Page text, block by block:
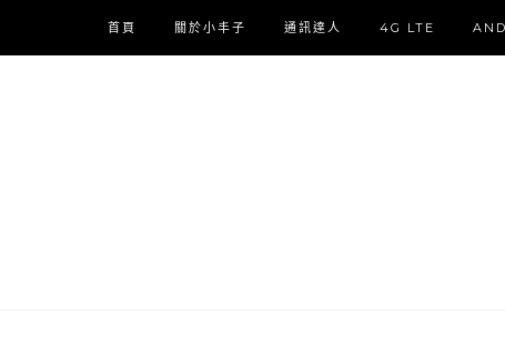
首頁 關於小丰子 通訊達人 4G LTE